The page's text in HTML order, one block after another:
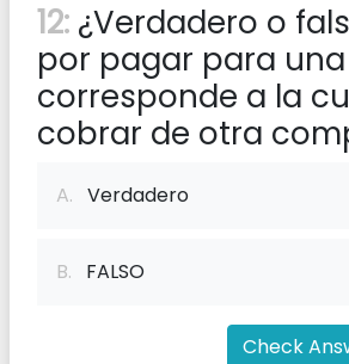
12: ¿Verdadero o
por pagar para
corresponde a la
cobrar de otra
A. Verdadero
B. FALSO
Check